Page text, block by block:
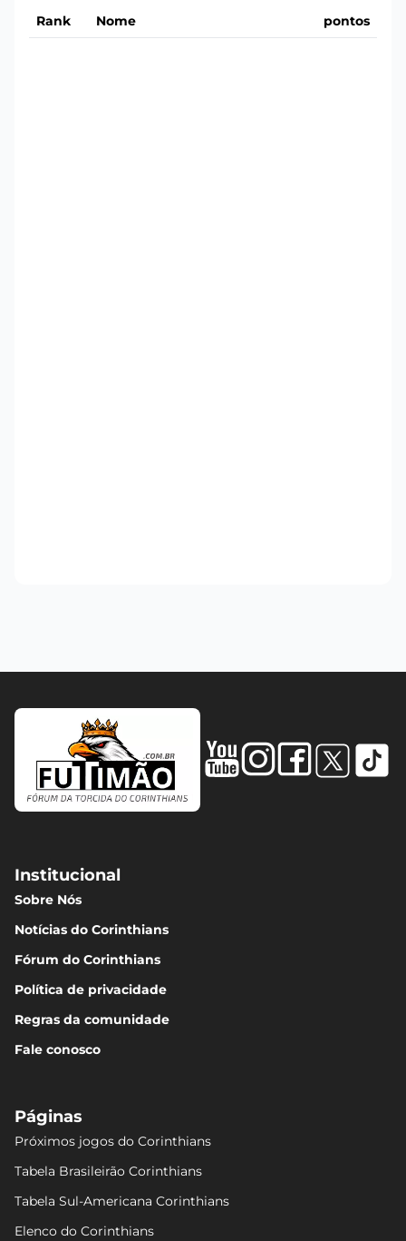
Rank Nome pontos
Institucional
Sobre Nós
Notícias do Corinthians
Fórum do Corinthians
Política de privacidade
Regras da comunidade
Fale conosco
Páginas
Próximos jogos do Corinthians
Tabela Brasileirão Corinthians
Tabela Sul-Americana Corinthians
Elenco do Corinthians